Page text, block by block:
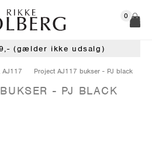
0
(gælder ikke udsalg)
AJ117 Project AJ117 bukser - PJ black
- PJ BLACK